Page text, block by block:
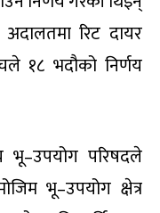
अदालतमा रिट दायर
१८ भदौको निर्णय
भू–उपयोग परिषदले
भू–उपयोग क्षेत्र